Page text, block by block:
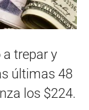
a trepar y
últimas 48
los $224.